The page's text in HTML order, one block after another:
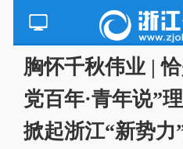
胸怀千秋伟业 |
党百年·青年说”
掀起浙江“新势力